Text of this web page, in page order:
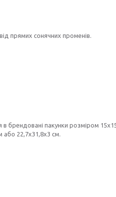
прямих сонячних променів.
брендовані пакунки розміром
або 22,7х31,8х3 см.